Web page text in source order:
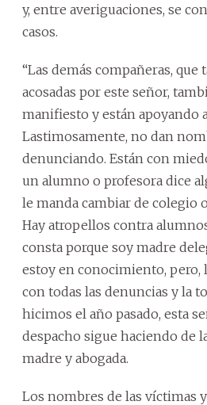
y, entre averiguaciones, se
casos.
“Las demás compañeras,
acosadas por este señor,
manifiesto y están apoyando
Lastimosamente, no dan
denunciando. Están con
un alumno o profesora dice
le manda cambiar de colegio
Hay atropellos contra
consta porque soy madre
estoy en conocimiento, pero,
con todas las denuncias y la
hicimos el año pasado, esta
despacho sigue haciendo de
madre y abogada.
Los nombres de las víctimas